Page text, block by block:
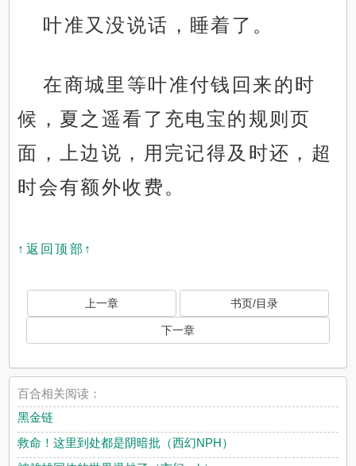
叶准又没说话，睡着了。
在商城里等叶准付钱回来的时
候，夏之遥看了充电宝的规则页
面，上边说，用完记得及时还，超
时会有额外收费。
↑返回顶部↑
上一章 书页/目录
下一章
百合相关阅读：
黑金链
救命！这里到处都是阴暗批（西幻NPH）